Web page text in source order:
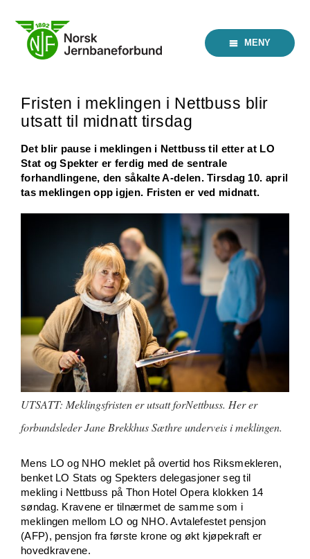
content
MENY
Fristen i meklingen i Nettbuss blir
utsatt til midnatt tirsdag
Det blir pause i meklingen i Nettbuss til etter at LO
Stat og Spekter er ferdig med de sentrale
forhandlingene, den såkalte A-delen. Tirsdag 10. april
tas meklingen opp igjen. Fristen er ved midnatt.
UTSATT: Meklingsfristen er utsatt forNettbuss. Her er
forbundsleder Jane Brekkhus Sæthre underveis i meklingen.
Mens LO og NHO meklet på overtid hos Riksmekleren,
benket LO Stats og Spekters delegasjoner seg til
mekling i Nettbuss på Thon Hotel Opera klokken 14
søndag. Kravene er tilnærmet de samme som i
meklingen mellom LO og NHO. Avtalefestet pensjon
(AFP), pensjon fra første krone og økt kjøpekraft er
hovedkravene.